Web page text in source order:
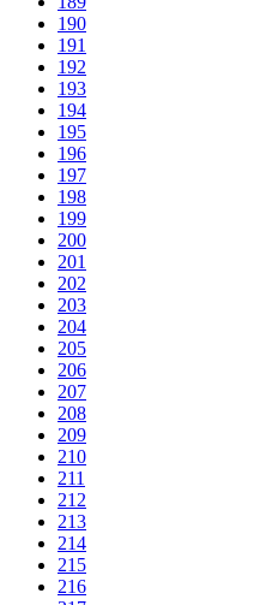
190
191
192
193
194
195
196
197
198
199
200
201
202
203
204
205
206
207
208
209
210
211
212
213
214
215
216